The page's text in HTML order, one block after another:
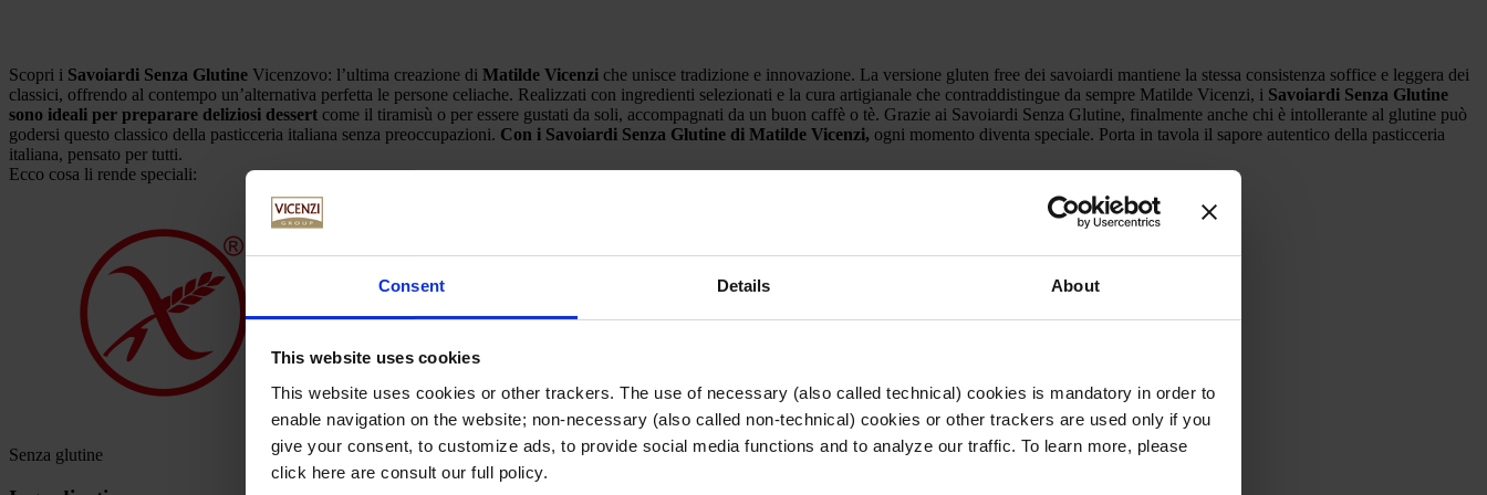
Consent Details About
This website uses cookies
This website uses cookies or other trackers. The use of necessary (also called technical) cookies is mandatory in order to
enable navigation on the website; non-necessary (also called non-technical) cookies or other trackers are used only if you
give your consent, to customize ads, to provide social media functions and to analyze our traffic. To learn more, please
click here are consult our full policy.
Scopri i Savoiardi Senza Glutine Vicenzovo: l’ultima creazione di Matilde Vicenzi che unisce tradizione e innovazione. La versione gluten free dei savoiardi mantiene la stessa consistenza soffice e leggera dei
classici, offrendo al contempo un’alternativa perfetta le persone celiache. Realizzati con ingredienti selezionati e la cura artigianale che contraddistingue da sempre Matilde Vicenzi, i Savoiardi Senza Glutine
sono ideali per preparare deliziosi dessert come il tiramisù o per essere gustati da soli, accompagnati da un buon caffè o tè. Grazie ai Savoiardi Senza Glutine, finalmente anche chi è intollerante al glutine può
godersi questo classico della pasticceria italiana senza preoccupazioni. Con i Savoiardi Senza Glutine di Matilde Vicenzi, ogni momento diventa speciale. Porta in tavola il sapore autentico della pasticceria
italiana, pensato per tutti.
Ecco cosa li rende speciali:
Senza glutine